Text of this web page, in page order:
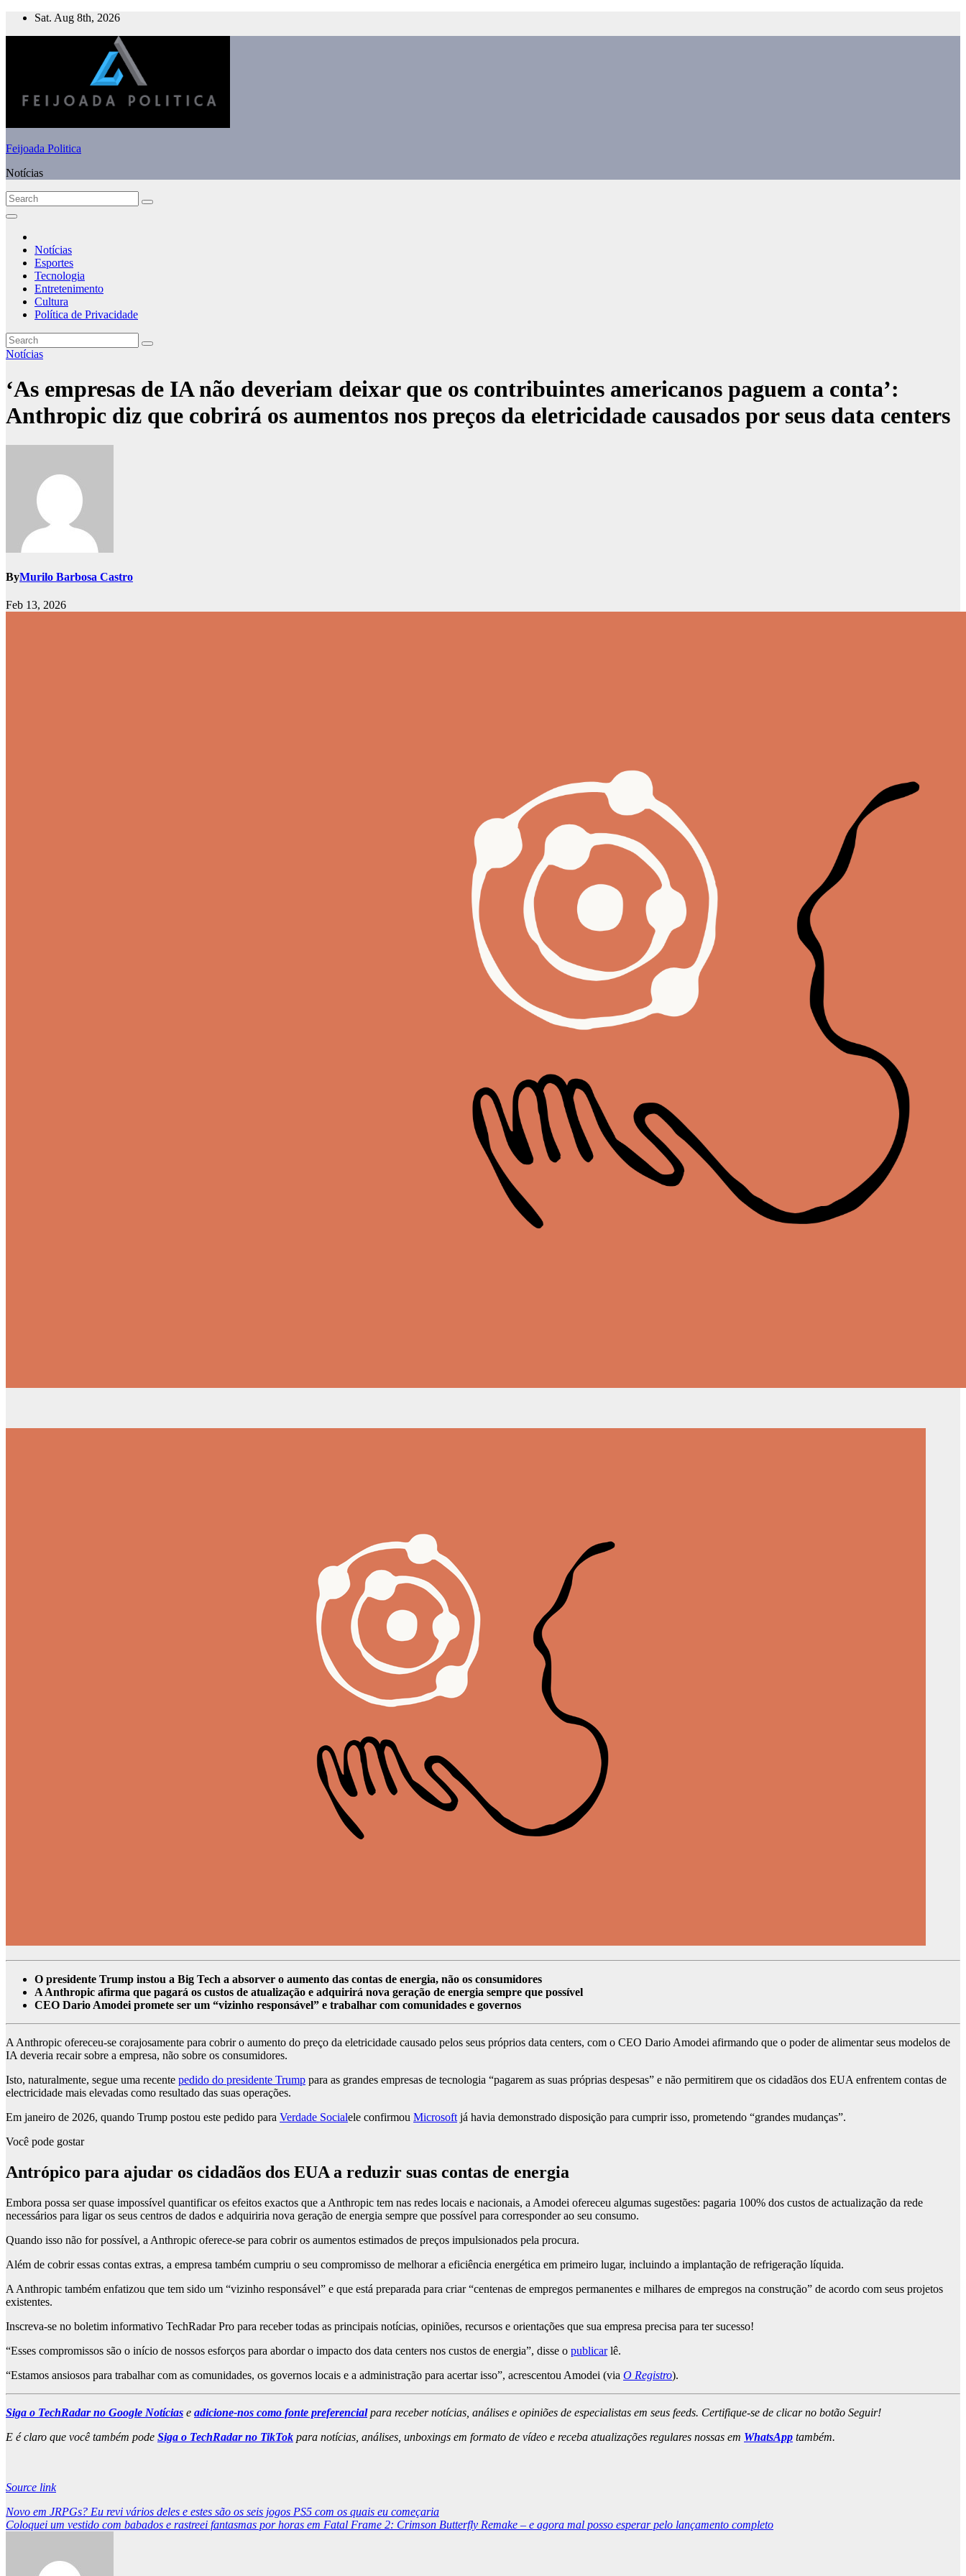
Skip
Sat. Aug 8th, 2026
Feijoada Politica
Notícias
Notícias
Esportes
Tecnologia
Entretenimento
Cultura
Política de Privacidade
Notícias
‘As empresas de IA não deveriam deixar que os contribuintes americanos paguem a conta’:
Anthropic diz que cobrirá os aumentos nos preços da eletricidade causados ​​​​por seus data centers
ByMurilo Barbosa Castro
Feb 13, 2026
O presidente Trump instou a Big Tech a absorver o aumento das contas de energia, não os consumidores
A Anthropic afirma que pagará os custos de atualização e adquirirá nova geração de energia sempre que possível
CEO Dario Amodei promete ser um “vizinho responsável” e trabalhar com comunidades e governos
A Anthropic ofereceu-se corajosamente para cobrir o aumento do preço da eletricidade causado pelos seus próprios data centers, com o CEO Dario Amodei afirmando que o poder de alimentar seus modelos de
IA deveria recair sobre a empresa, não sobre os consumidores.
Isto, naturalmente, segue uma recente pedido do presidente Trump para as grandes empresas de tecnologia “pagarem as suas próprias despesas” e não permitirem que os cidadãos dos EUA enfrentem contas de
electricidade mais elevadas como resultado das suas operações.
Em janeiro de 2026, quando Trump postou este pedido para Verdade Socialele confirmou Microsoftjá havia demonstrado disposição para cumprir isso, prometendo “grandes mudanças”.
Você pode gostar
Antrópico para ajudar os cidadãos dos EUA a reduzir suas contas de energia
Embora possa ser quase impossível quantificar os efeitos exactos que a Anthropic tem nas redes locais e nacionais, a Amodei ofereceu algumas sugestões: pagaria 100% dos custos de actualização da rede
necessários para ligar os seus centros de dados e adquiriria nova geração de energia sempre que possível para corresponder ao seu consumo.
Quando isso não for possível, a Anthropic oferece-se para cobrir os aumentos estimados de preços impulsionados pela procura.
Além de cobrir essas contas extras, a empresa também cumpriu o seu compromisso de melhorar a eficiência energética em primeiro lugar, incluindo a implantação de refrigeração líquida.
A Anthropic também enfatizou que tem sido um “vizinho responsável” e que está preparada para criar “centenas de empregos permanentes e milhares de empregos na construção” de acordo com seus projetos
existentes.
Inscreva-se no boletim informativo TechRadar Pro para receber todas as principais notícias, opiniões, recursos e orientações que sua empresa precisa para ter sucesso!
“Esses compromissos são o início de nossos esforços para abordar o impacto dos data centers nos custos de energia”, disse o publicarlê.
“Estamos ansiosos para trabalhar com as comunidades, os governos locais e a administração para acertar isso”, acrescentou Amodei (via O Registro).
Siga o TechRadar no Google Notícias e adicione-nos como fonte preferencialpara receber notícias, análises e opiniões de especialistas em seus feeds. Certifique-se de clicar no botão Seguir!
E é claro que você também pode Siga o TechRadar no TikTok para notícias, análises, unboxings em formato de vídeo e receba atualizações regulares nossas em WhatsApp também.
Source link
Post
navigation
Novo em JRPGs? Eu revi vários deles e estes são os seis jogos PS5 com os quais eu começaria
Coloquei um vestido com babados e rastreei fantasmas por horas em Fatal Frame 2: Crimson Butterfly Remake – e agora mal posso esperar pelo lançamento completo